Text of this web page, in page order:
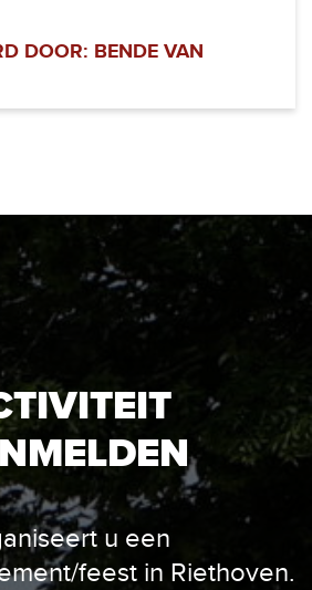
DOOR: BENDE VAN
u een
feest in Riethoven.